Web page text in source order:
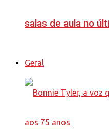
salas de aula no
Geral